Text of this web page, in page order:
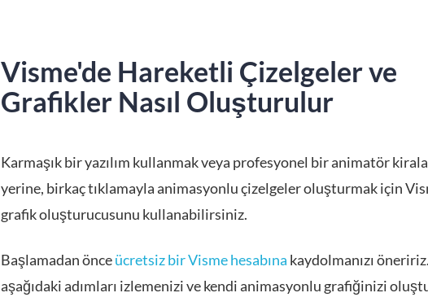
Visme'de Hareketli Çizelgeler ve
Grafikler Nasıl Oluşturulur
Karmaşık bir yazılım kullanmak veya profesyonel bir animatör
yerine, birkaç tıklamayla animasyonlu çizelgeler oluşturmak için
grafik oluşturucusunu kullanabilirsiniz.
Başlamadan önceücretsiz bir Visme hesabına kaydolmanızı
aşağıdaki adımları izlemenizi ve kendi animasyonlu grafiğinizi